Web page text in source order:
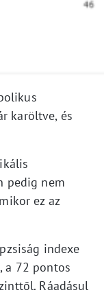
karöltve, és
pedig nem
ez az
indexe
a 72 pontos
Ráadásul